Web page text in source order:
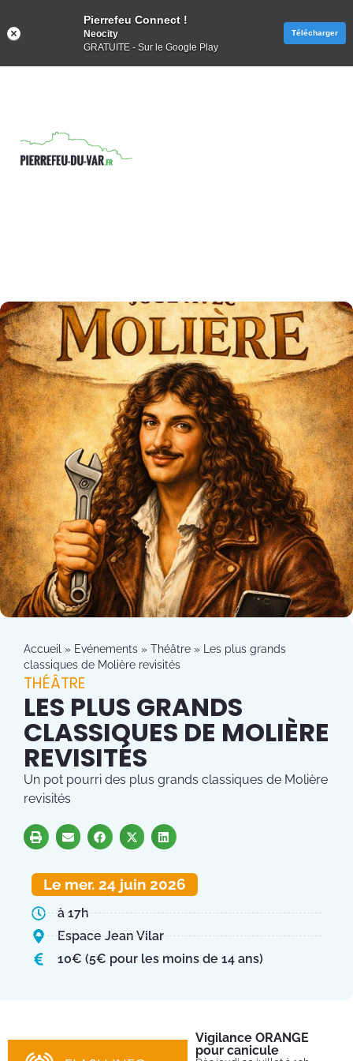
Accueil » Evénements » Théâtre » Les plus grands
classiques de Molière revisités
THÉÂTRE
LES PLUS GRANDS
CLASSIQUES DE MOLIÈRE
REVISITÉS
Un pot pourri des plus grands classiques de Molière
revisités
Le mer. 24 juin 2026
à 17h
Espace Jean Vilar
10€ (5€ pour les moins de 14 ans)
Vigilance ORANGE
pour canicule
Pierrefeu Connect !
Neocity
GRATUITE - Sur le Google Play
Télécharger